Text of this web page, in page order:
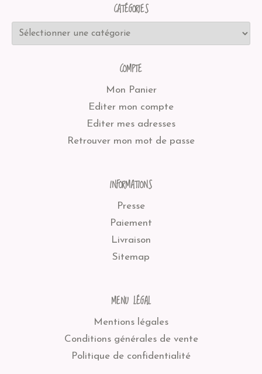
CATÉGORIES
COMPTE
Mon Panier
Editer mon compte
Editer mes adresses
Retrouver mon mot de passe
INFORMATIONS
Presse
Paiement
Livraison
Sitemap
MENU LÉGAL
Mentions légales
Conditions générales de vente
Politique de confidentialité